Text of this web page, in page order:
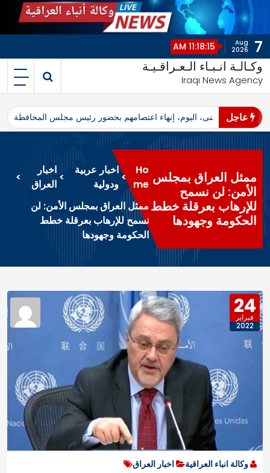
i
t
7
Aug
2026
11:18:16 AM
وكـالـة انـبـاء الـعـراقـيـة
Iraqi News Agency
عاجل
محافظ المثنى، اليوم، إنهاء اعتصامهم بحضور رئيس مجلس المحافظة
ممثل العراق بمجلس
الأمن: لن نسمح
للإرهاب بعرقلة خطط
الحكومة وجهودها
Ho
me
>
اخبار عربية
ودولية
>
اخبار
العراق
>
ممثل العراق بمجلس الأمن: لن
نسمح للإرهاب بعرقلة خطط
الحكومة وجهودها
24
فبراير
2022
وكالة انباء العراقية اخبار العراق